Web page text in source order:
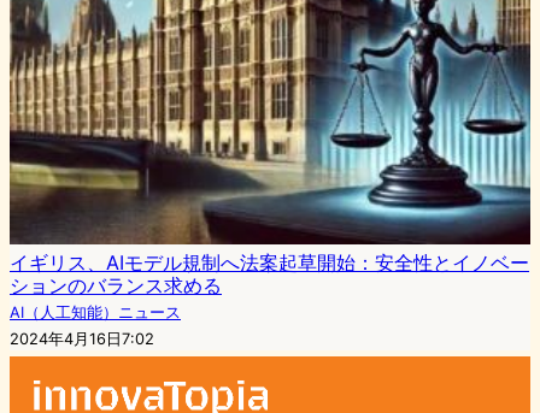
イギリス、AIモデル規制へ法案起草開始：安全性とイノベー
ションのバランス求める
AI（人工知能）ニュース
2024年4月16日7:02